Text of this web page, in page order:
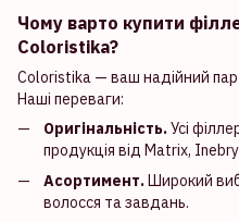
Чому варто купити
Coloristika?
Coloristika — ваш надійний
Наші переваги:
Оригінальність.Усі
продукція від Matrix,
Асортимент.Широкий
волосся та завдань.